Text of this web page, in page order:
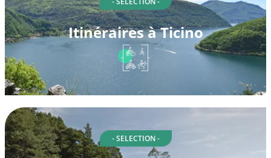
Itinéraires à Ticino
- SELECTION -